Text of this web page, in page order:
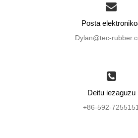
Posta
Dylan@tec-
Deitu iezaguzu
+86-592-7255151